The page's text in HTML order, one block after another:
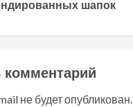
шапок
комментарий
не будет опубликован.